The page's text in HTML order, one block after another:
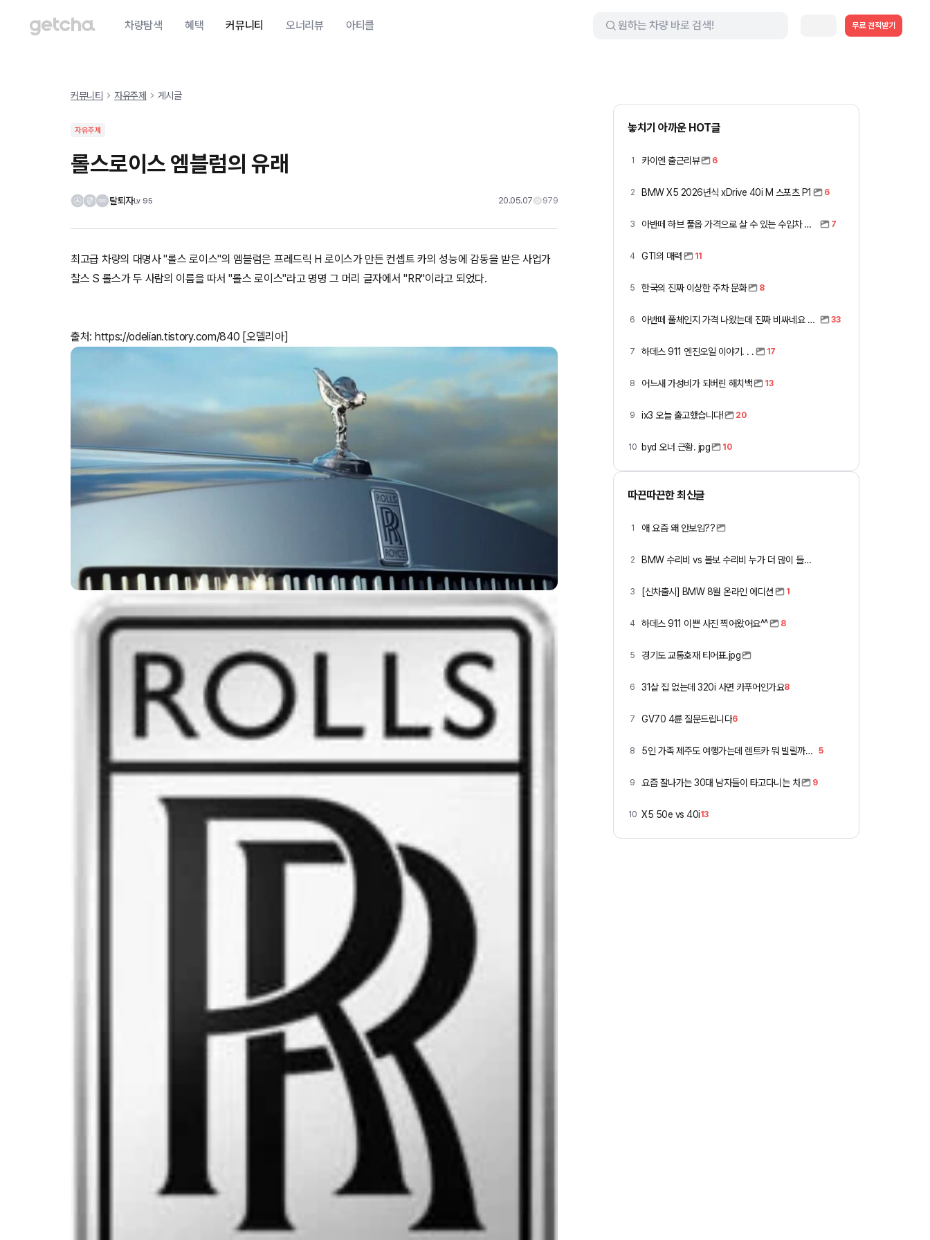
차량탐색 혜택 커뮤니티 오너리뷰 아티클 무료 견적받기
커뮤니티 자유주제 게시글
자유주제
롤스로이스 엠블럼의 유래
탈퇴자Lv 95 20.05.07 979
최고급 차량의 대명사 "롤스 로이스"의 엠블럼은 프레드릭 H 로이스가 만든 컨셉트 카의 성능에 감동을 받은 사업가
찰스 S 롤스가 두 사람의 이름을 따서 "롤스 로이스"라고 명명 그 머리 글자에서 "RR"이라고 되었다.
출처: https://odelian.tistory.com/840 [오델리아]
놓치기 아까운 HOT글
1 카이엔 출근리뷰 6
2 BMW X5 2026년식 xDrive 40i M 스포츠 P1 6
3 아반떼 하브 풀옵 가격으로 살 수 있는 수입차 모아봤습니다 (중고 포함) 7
4 GTI의 매력 11
5 한국의 진짜 이상한 주차 문화 8
6 아반떼 풀체인지 가격 나왔는데 진짜 비싸네요 ㅎㅎ 33
7 하데스 911 엔진오일 이야기. . . 17
8 어느새 가성비가 되버린 해치백 13
9 ix3 오늘 출고했습니다! 20
10 byd 오너 근황. jpg 10
따끈따끈한 최신글
1 애 요즘 왜 안보임??
2 BMW 수리비 vs 볼보 수리비 누가 더 많이 들까요 ㅎ
3 [신차출시] BMW 8월 온라인 에디션 1
4 하데스 911 이쁜 사진 찍어왔어요^^ 8
5 경기도 교통호재 티어표.jpg
6 31살 집 없는데 320i 사면 카푸어인가요8
7 GV70 4륜 질문드립니다6
8 5인 가족 제주도 여행가는데 렌트카 뭐 빌릴까요 ㅎ 5
9 요즘 잘나가는 30대 남자들이 타고다니는 차 9
10 X5 50e vs 40i13